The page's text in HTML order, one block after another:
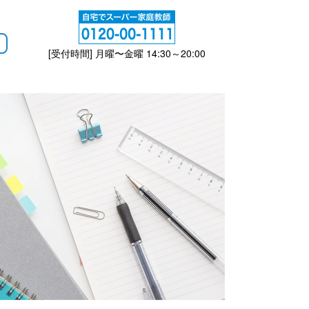
[受付時間] 月曜〜金曜 14:30～20:00